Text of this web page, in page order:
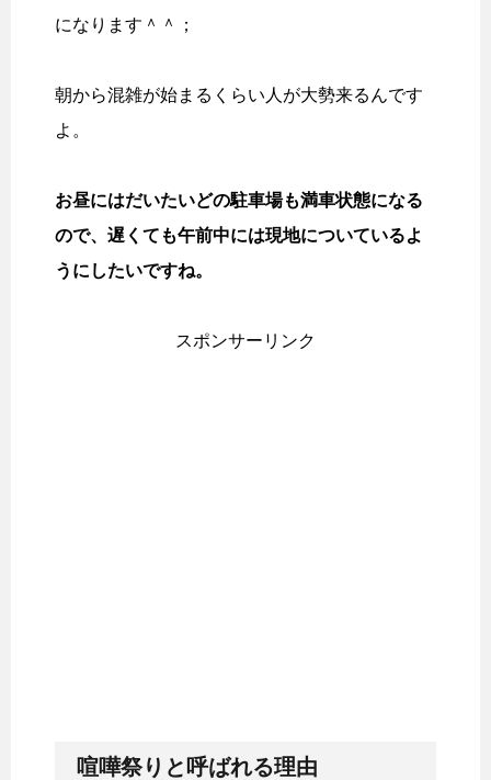
になります＾＾；
朝から混雑が始まるくらい人が大勢来るんです
よ。
お昼にはだいたいどの駐車場も満車状態になる
ので、遅くても午前中には現地についているよ
うにしたいですね。
スポンサーリンク
喧嘩祭りと呼ばれる理由